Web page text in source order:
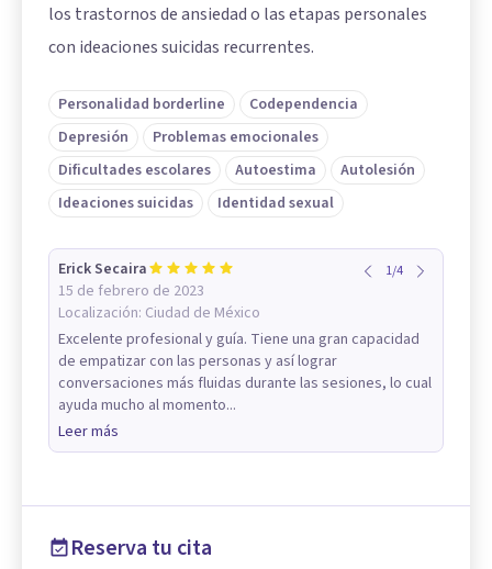
los trastornos de ansiedad o las etapas personales
con ideaciones suicidas recurrentes.
Personalidad borderline
Codependencia
Depresión
Problemas emocionales
Dificultades escolares
Autoestima
Autolesión
Ideaciones suicidas
Identidad sexual
Erick Secaira
15 de febrero de 2023
Localización: Ciudad de México
1/4
Excelente profesional y guía. Tiene una gran capacidad
de empatizar con las personas y así lograr
conversaciones más fluidas durante las sesiones, lo cual
ayuda mucho al momento...
Leer más
Reserva tu cita